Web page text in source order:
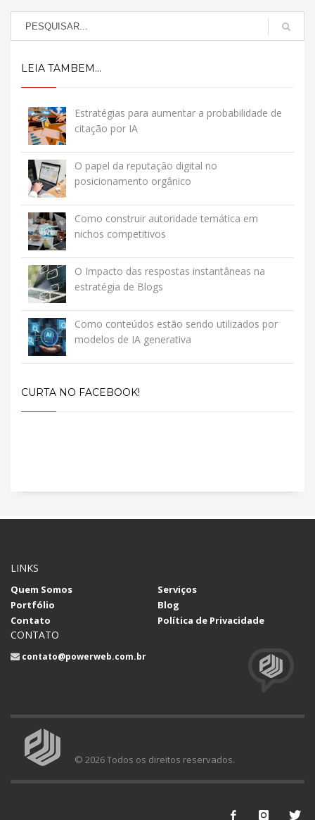
LEIA TAMBEM...
Estratégias para aumentar a probabilidade de
citação por IA
O papel da reputação digital no
posicionamento orgânico
Como construir autoridade temática em
nichos competitivos
O Impacto das respostas instantâneas na
estratégia de Blogs
Como conteúdos estão sendo utilizados por
modelos de IA generativa
CURTA NO FACEBOOK!
LINKS
Quem Somos
Serviços
Portfólio
Blog
Contato
Política de Privacidade
CONTATO
contato@powerweb.com.br
© 2026 Todos os direitos reservados.